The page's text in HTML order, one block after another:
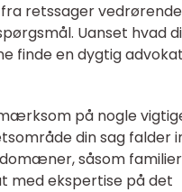
retssager vedrørende
Uanset hvad
finde en dygtig
på nogle
din sag falder
såsom
med ekspertise på det